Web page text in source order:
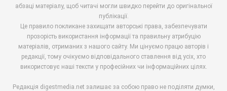
абзаці матеріалу, щоб читачі могли швидко перейти до оригінальної
публікації.
Це правило покликане захищати авторські права, забезпечувати
прозорість використання інформації та правильну атрибуцію
матеріалів, отриманих з нашого сайту. Ми цінуємо працю авторів і
редакції, тому очікуємо відповідального ставлення від усіх, хто
використовує наші тексти у професійних чи інформаційних цілях.
Редакція digestmedia.net залишає за собою право не поділяти думки,